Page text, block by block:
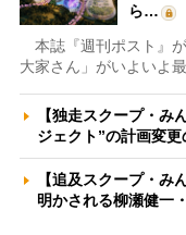
ら…
本誌『週刊ポスト』
大家さん」がいよいよ
【独走スクープ・み
ジェクト”の計画変
【追及スクープ・み
明かされる柳瀬健一